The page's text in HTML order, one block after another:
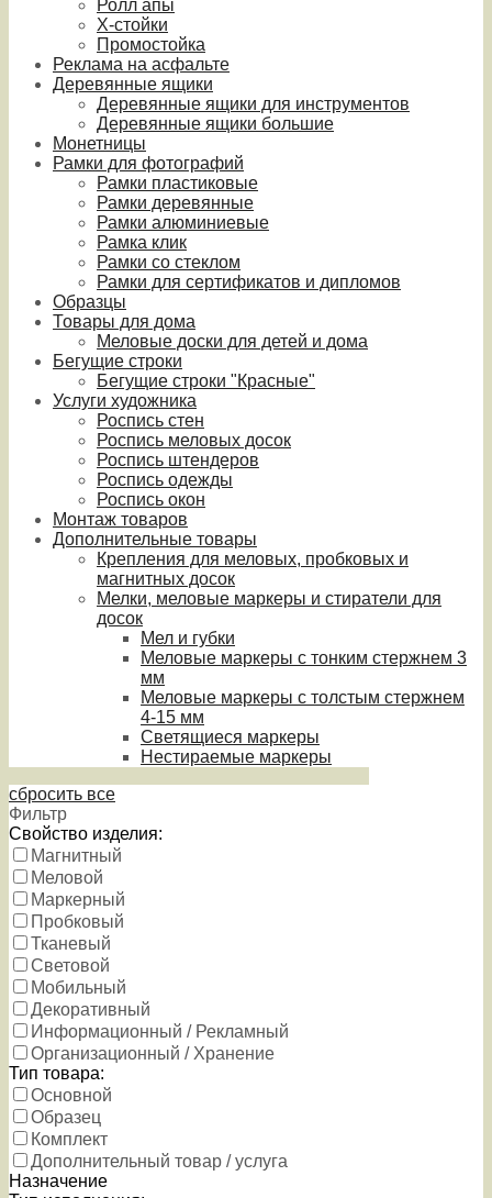
Ролл апы
Х-стойки
Промостойка
Реклама на асфальте
Деревянные ящики
Деревянные ящики для инструментов
Деревянные ящики большие
Монетницы
Рамки для фотографий
Рамки пластиковые
Рамки деревянные
Рамки алюминиевые
Рамка клик
Рамки со стеклом
Рамки для сертификатов и дипломов
Образцы
Товары для дома
Меловые доски для детей и дома
Бегущие строки
Бегущие строки "Красные"
Услуги художника
Роспись стен
Роспись меловых досок
Роспись штендеров
Роспись одежды
Роспись окон
Монтаж товаров
Дополнительные товары
Крепления для меловых, пробковых и
магнитных досок
Мелки, меловые маркеры и стиратели для
досок
Мел и губки
Меловые маркеры с тонким стержнем 3
мм
Меловые маркеры с толстым стержнем
4-15 мм
Светящиеся маркеры
Нестираемые маркеры
сбросить все
Фильтр
Свойство изделия:
Магнитный
Меловой
Маркерный
Пробковый
Тканевый
Световой
Мобильный
Декоративный
Информационный / Рекламный
Организационный / Хранение
Тип товара:
Основной
Образец
Комплект
Дополнительный товар / услуга
Назначение